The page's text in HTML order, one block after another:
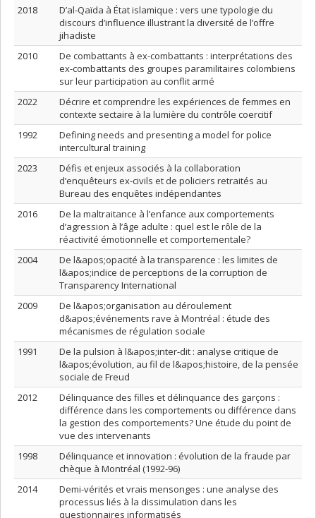
2018
D’al-Qaïda à État islamique : vers une typologie du
discours d’influence illustrant la diversité de l’offre
jihadiste
2010
De combattants à ex-combattants : interprétations des
ex-combattants des groupes paramilitaires colombiens
sur leur participation au conflit armé
2022
Décrire et comprendre les expériences de femmes en
contexte sectaire à la lumière du contrôle coercitif
1992
Defining needs and presenting a model for police
intercultural training
2023
Défis et enjeux associés à la collaboration
d’enquêteurs ex-civils et de policiers retraités au
Bureau des enquêtes indépendantes
2016
De la maltraitance à l’enfance aux comportements
d’agression à l’âge adulte : quel est le rôle de la
réactivité émotionnelle et comportementale?
2004
De l&apos;opacité à la transparence : les limites de
l&apos;indice de perceptions de la corruption de
Transparency International
2009
De l&apos;organisation au déroulement
d&apos;événements rave à Montréal : étude des
mécanismes de régulation sociale
1991
De la pulsion à l&apos;inter-dit : analyse critique de
l&apos;évolution, au fil de l&apos;histoire, de la pensée
sociale de Freud
2012
Délinquance des filles et délinquance des garçons :
différence dans les comportements ou différence dans
la gestion des comportements? Une étude du point de
vue des intervenants
1998
Délinquance et innovation : évolution de la fraude par
chèque à Montréal (1992-96)
2014
Demi-vérités et vrais mensonges : une analyse des
processus liés à la dissimulation dans les
questionnaires informatisés